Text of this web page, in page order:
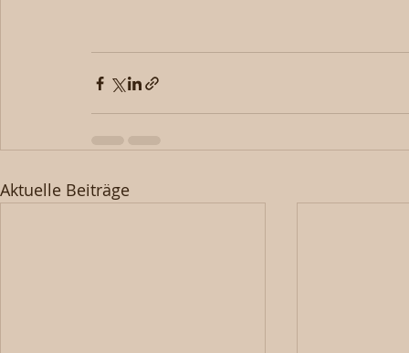
Aktuelle Beiträge